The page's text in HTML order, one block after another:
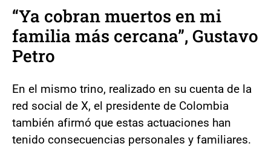
“Ya cobran muertos en mi
familia más cercana”, Gustavo
Petro
En el mismo trino, realizado en su cuenta de la
red social de X, el presidente de Colombia
también afirmó que estas actuaciones han
tenido consecuencias personales y familiares.